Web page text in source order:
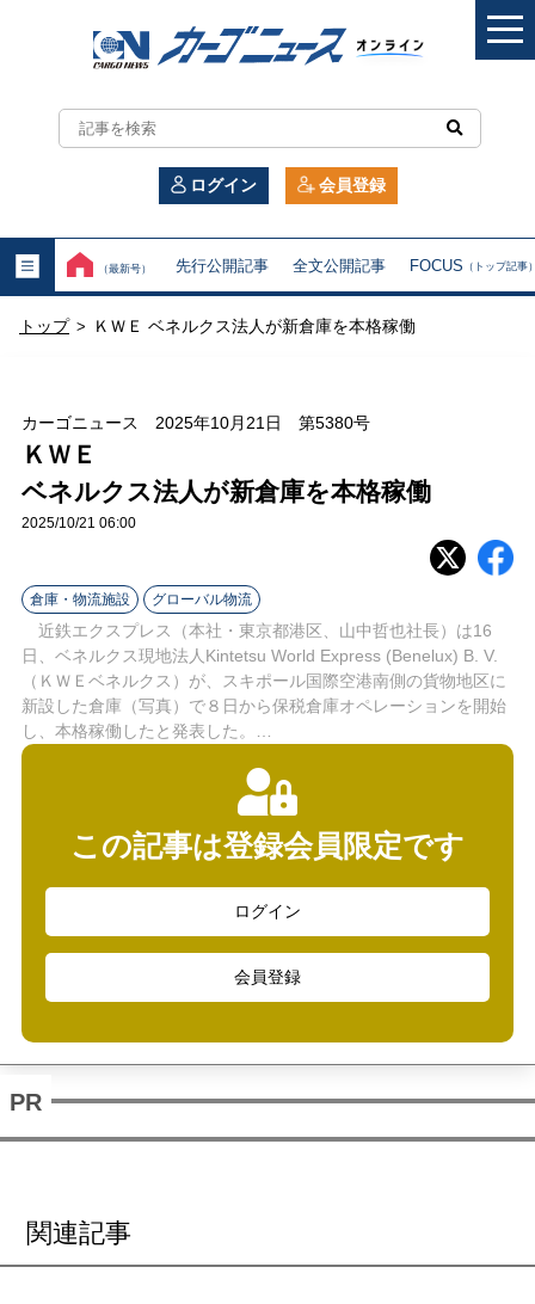
カ
ー
ニ
ュ
ン
イ
ン
ログイン 会員登録
（最新号） 先行公開記事 全文公開記事 FOCUS （トップ記事
トップ > ＫＷＥ ベネルクス法人が新倉庫を本格稼働
カーゴニュース 2025年10月21日 第5380号
ＫＷＥ
ベネルクス法人が新倉庫を本格稼働
2025/10/21 06:00
倉庫・物流施設 グローバル物流
近鉄エクスプレス（本社・東京都港区、山中哲也社長）は16
日、ベネルクス現地法人Kintetsu World Express (Benelux) B. V.
（ＫＷＥベネルクス）が、スキポール国際空港南側の貨物地区に
新設した倉庫（写真）で８日から保税倉庫オペレーションを開始
し、本格稼働したと発表した。…
この記事は登録会員限定です
ログイン
会員登録
関連記事